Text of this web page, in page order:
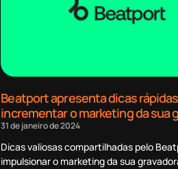
Beatport apresenta dicas
incrementar o marketing da sua
31 de janeiro de 2024
Dicas valiosas compartilhadas pelo
impulsionar o marketing da sua